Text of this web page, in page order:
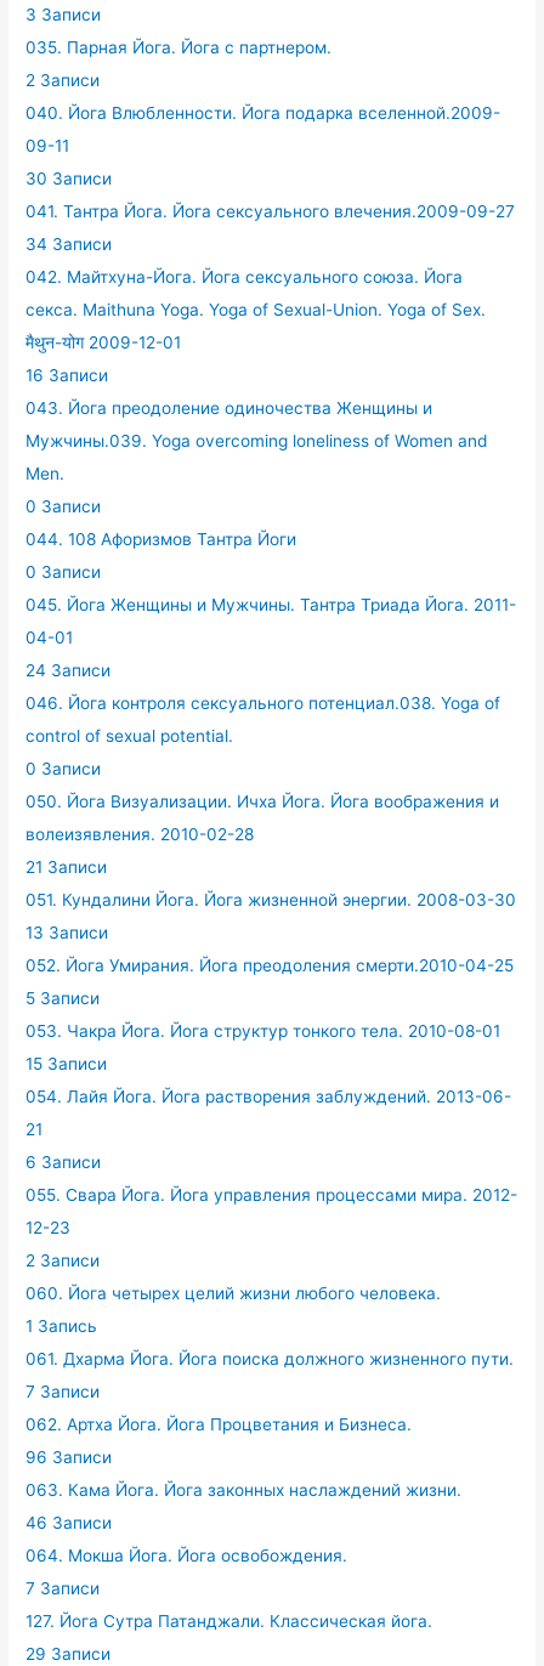
3 Записи
035. Парная Йога. Йога с партнером.
2 Записи
040. Йога Влюбленности. Йога подарка вселенной.2009-
09-11
30 Записи
041. Тантра Йога. Йога сексуального влечения.2009-09-27
34 Записи
042. Майтхуна-Йога. Йога сексуального союза. Йога
секса. Maithuna Yoga. Yoga of Sexual-Union. Yoga of Sex.
मैथुन-योग 2009-12-01
16 Записи
043. Йога преодоление одиночества Женщины и
Мужчины.039. Yoga overcoming loneliness of Women and
Men.
0 Записи
044. 108 Афоризмов Тантра Йоги
0 Записи
045. Йога Женщины и Мужчины. Тантра Триада Йога. 2011-
04-01
24 Записи
046. Йога контроля сексуального потенциал.038. Yoga of
control of sexual potential.
0 Записи
050. Йога Визуализации. Ичха Йога. Йога воображения и
волеизявления. 2010-02-28
21 Записи
051. Кундалини Йога. Йога жизненной энергии. 2008-03-30
13 Записи
052. Йога Умирания. Йога преодоления смерти.2010-04-25
5 Записи
053. Чакра Йога. Йога структур тонкого тела. 2010-08-01
15 Записи
054. Лайя Йога. Йога растворения заблуждений. 2013-06-
21
6 Записи
055. Свара Йога. Йога управления процессами мира. 2012-
12-23
2 Записи
060. Йога четырех целий жизни любого человека.
1 Запись
061. Дхарма Йога. Йога поиска должного жизненного пути.
7 Записи
062. Артха Йога. Йога Процветания и Бизнеса.
96 Записи
063. Кама Йога. Йога законных наслаждений жизни.
46 Записи
064. Мокша Йога. Йога освобождения.
7 Записи
127. Йога Сутра Патанджали. Классическая йога.
29 Записи